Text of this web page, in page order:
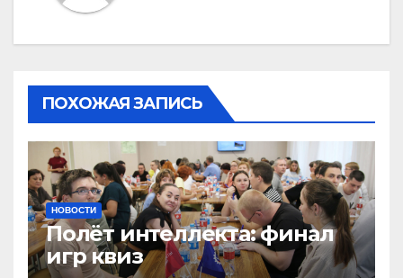
ПОХОЖАЯ ЗАПИСЬ
НОВОСТИ
Полёт интеллекта: финал
игр квиз